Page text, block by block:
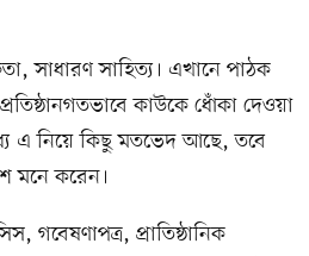
সাধারণ সাহিত্য। এখানে পাঠক
কাউকে ধোঁকা দেওয়া
এ নিয়ে কিছু মতভেদ আছে, তবে
মনে করেন।
গবেষণাপত্র, প্রাতিষ্ঠানিক